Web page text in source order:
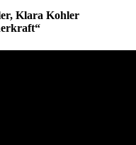
Klara Kohler